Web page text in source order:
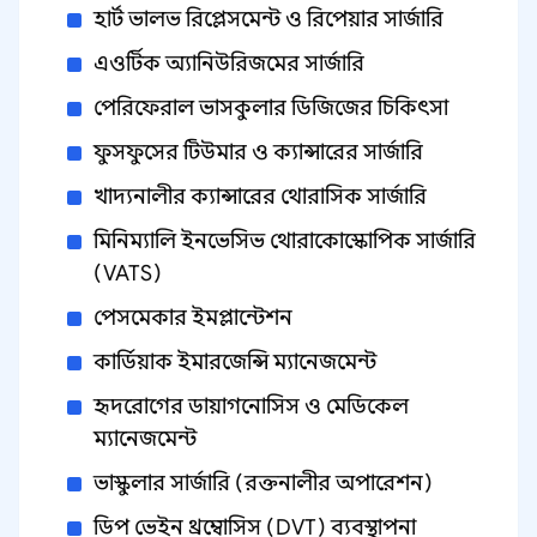
হার্ট ভালভ রিপ্লেসমেন্ট ও রিপেয়ার সার্জারি
এওর্টিক অ্যানিউরিজমের সার্জারি
পেরিফেরাল ভাসকুলার ডিজিজের চিকিৎসা
ফুসফুসের টিউমার ও ক্যান্সারের সার্জারি
খাদ্যনালীর ক্যান্সারের থোরাসিক সার্জারি
মিনিম্যালি ইনভেসিভ থোরাকোস্কোপিক সার্জারি
(VATS)
পেসমেকার ইমপ্লান্টেশন
কার্ডিয়াক ইমারজেন্সি ম্যানেজমেন্ট
হৃদরোগের ডায়াগনোসিস ও মেডিকেল
ম্যানেজমেন্ট
ভাস্কুলার সার্জারি (রক্তনালীর অপারেশন)
ডিপ ভেইন থ্রম্বোসিস (DVT) ব্যবস্থাপনা